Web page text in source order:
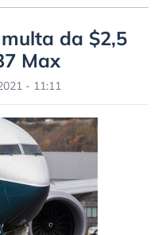
da $2,5
Max
- 11:11